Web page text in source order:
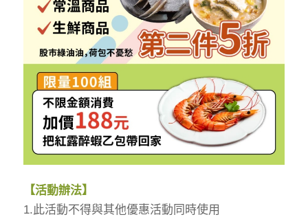
【活動辦法】
1.此活動不得與其他優惠活動同時使用